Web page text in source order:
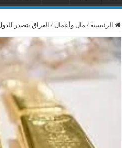
الرئيسية / مال وأعمال / العراق يتصدر